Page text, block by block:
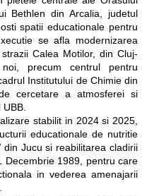
Bethlen din Arcalia, judetul
spatii educationale pentru
se afla modernizarea
Calea Motilor, din Cluj-
precum centrul pentru
Institutului de Chimie din
cercetare a atmosferei si
stabilit in 2024 si 2025,
educationale de nutritie
Jucu si reabilitarea cladirii
Decembrie 1989, pentru care
in vederea amenajarii